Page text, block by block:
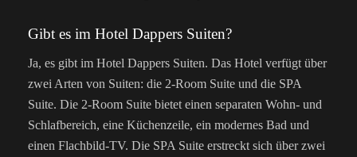
Gibt es im Hotel Dappers Suiten?
Ja, es gibt im Hotel Dappers Suiten. Das Hotel verfügt über
zwei Arten von Suiten: die 2-Room Suite und die SPA
Suite. Die 2-Room Suite bietet einen separaten Wohn- und
Schlafbereich, eine Küchenzeile, ein modernes Bad und
einen Flachbild-TV. Die SPA Suite erstreckt sich über zwei